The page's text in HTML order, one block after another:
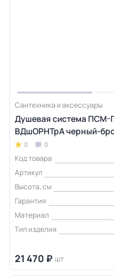
Сантехника и аксессуары
Душевая система ПСМ-
ВДшОРНТрА черный-
0 0
Код товара
Артикул
Высота, см
Гарантия
Материал
Тип изделия
21 470 ₽ шт